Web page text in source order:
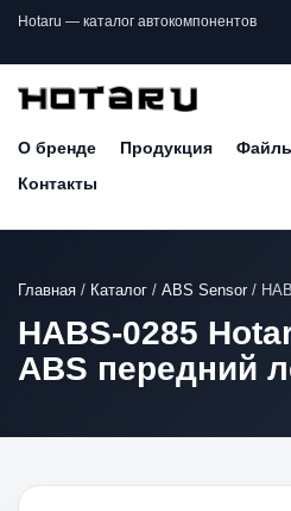
Hotaru — каталог автокомпонентов
О бренде Продукция
Контакты
Главная / Каталог / ABS Sensor/
HABS-0285
ABS передний